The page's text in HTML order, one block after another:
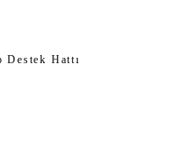
Destek Hattı